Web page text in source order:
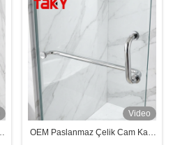
Video
OEM Paslanmaz Çelik Cam Kapı